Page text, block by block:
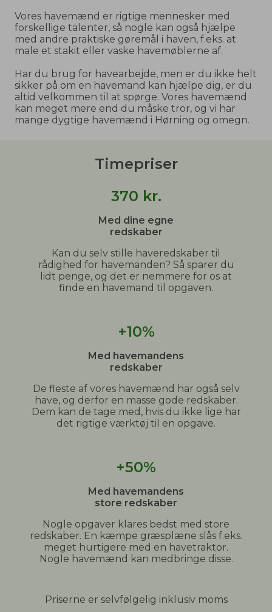
Vores havemænd er rigtige mennesker med
forskellige talenter, så nogle kan også hjælpe
med andre praktiske gøremål i haven, f.eks. at
male et stakit eller vaske havemøblerne af.
Har du brug for havearbejde, men er du ikke helt
sikker på om en havemand kan hjælpe dig, er du
altid velkommen til at spørge. Vores havemænd
kan meget mere end du måske tror, og vi har
mange dygtige havemænd i Hørning og omegn.
Timepriser
370 kr.
Med dine egne
redskaber
Kan du selv stille haveredskaber til
rådighed for havemanden? Så sparer du
lidt penge, og det er nemmere for os at
finde en havemand til opgaven.
+10%
Med havemandens
redskaber
De fleste af vores havemænd har også selv
have, og derfor en masse gode redskaber.
Dem kan de tage med, hvis du ikke lige har
det rigtige værktøj til en opgave.
+50%
Med havemandens
store redskaber
Nogle opgaver klares bedst med store
redskaber. En kæmpe græsplæne slås f.eks.
meget hurtigere med en havetraktor.
Nogle havemænd kan medbringe disse.
Priserne er selvfølgelig inklusiv moms